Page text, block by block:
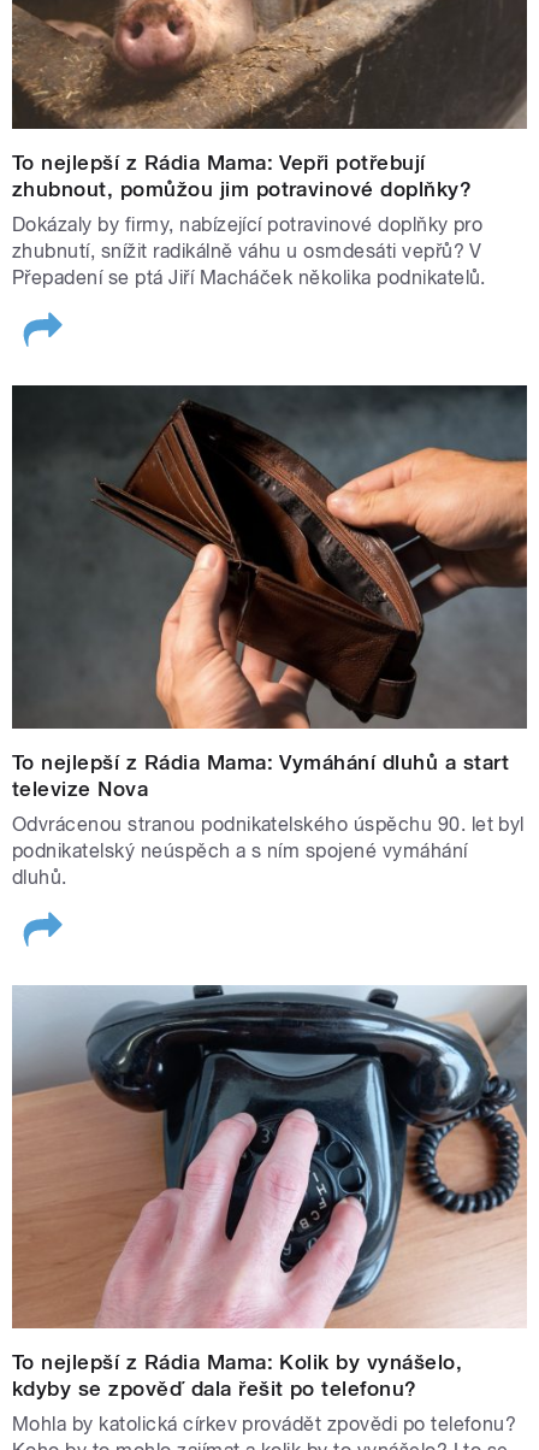
To nejlepší z Rádia Mama: Vepři potřebují
zhubnout, pomůžou jim potravinové doplňky?
Dokázaly by firmy, nabízející potravinové doplňky pro
zhubnutí, snížit radikálně váhu u osmdesáti vepřů? V
Přepadení se ptá Jiří Macháček několika podnikatelů.
To nejlepší z Rádia Mama: Vymáhání dluhů a start
televize Nova
Odvrácenou stranou podnikatelského úspěchu 90. let byl
podnikatelský neúspěch a s ním spojené vymáhání
dluhů.
To nejlepší z Rádia Mama: Kolik by vynášelo,
kdyby se zpověď dala řešit po telefonu?
Mohla by katolická církev provádět zpovědi po telefonu?